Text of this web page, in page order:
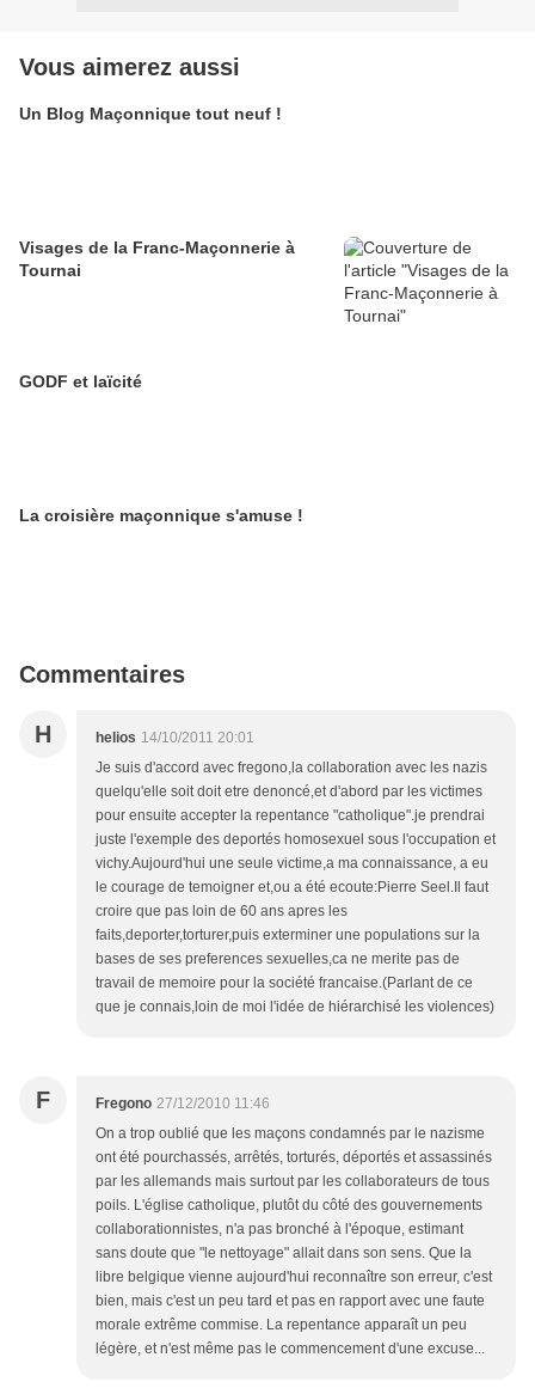
Vous aimerez aussi
Un Blog Maçonnique tout neuf !
Visages de la Franc-Maçonnerie à
Tournai
GODF et laïcité
La croisière maçonnique s'amuse !
Commentaires
H helios 14/10/2011 20:01
Je suis d'accord avec fregono,la collaboration avec les nazis
quelqu'elle soit doit etre denoncé,et d'abord par les victimes
pour ensuite accepter la repentance "catholique".je prendrai
juste l'exemple des deportés homosexuel sous l'occupation et
vichy.Aujourd'hui une seule victime,a ma connaissance, a eu
le courage de temoigner et,ou a été ecoute:Pierre Seel.Il faut
croire que pas loin de 60 ans apres les
faits,deporter,torturer,puis exterminer une populations sur la
bases de ses preferences sexuelles,ca ne merite pas de
travail de memoire pour la société francaise.(Parlant de ce
que je connais,loin de moi l'idée de hiérarchisé les violences)
F Fregono 27/12/2010 11:46
On a trop oublié que les maçons condamnés par le nazisme
ont été pourchassés, arrêtés, torturés, déportés et assassinés
par les allemands mais surtout par les collaborateurs de tous
poils. L'église catholique, plutôt du côté des gouvernements
collaborationnistes, n'a pas bronché à l'époque, estimant
sans doute que "le nettoyage" allait dans son sens. Que la
libre belgique vienne aujourd'hui reconnaître son erreur, c'est
bien, mais c'est un peu tard et pas en rapport avec une faute
morale extrême commise. La repentance apparaît un peu
légère, et n'est même pas le commencement d'une excuse...